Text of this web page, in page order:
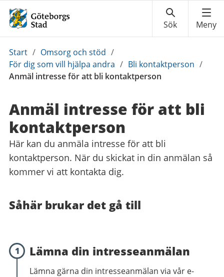
Du
är
här:
Start / Omsorg och stöd /
För dig som vill hjälpa andra / Bli kontaktperson /
Anmäl intresse för att bli kontaktperson
Anmäl intresse för att bli
kontaktperson
Här kan du anmäla intresse för att bli
kontaktperson. När du skickat in din anmälan så
kommer vi att kontakta dig.
Såhär brukar det gå till
1 Lämna din intresseanmälan
Lämna gärna din intresseanmälan via vår e-